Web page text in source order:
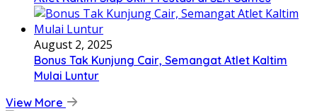
August 2, 2025
Bonus Tak Kunjung Cair, Semangat Atlet Kaltim
Mulai Luntur
View More